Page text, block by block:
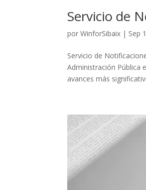
Servicio de
porWinforSibaix | Sep
Servicio de
Administración Pública
avances más